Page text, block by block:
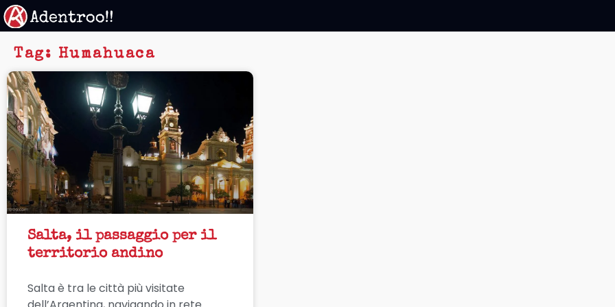
Vai
al
contenuto
Tag: Humahuaca
Salta, il passaggio per il
territorio andino
Salta è tra le città più visitate